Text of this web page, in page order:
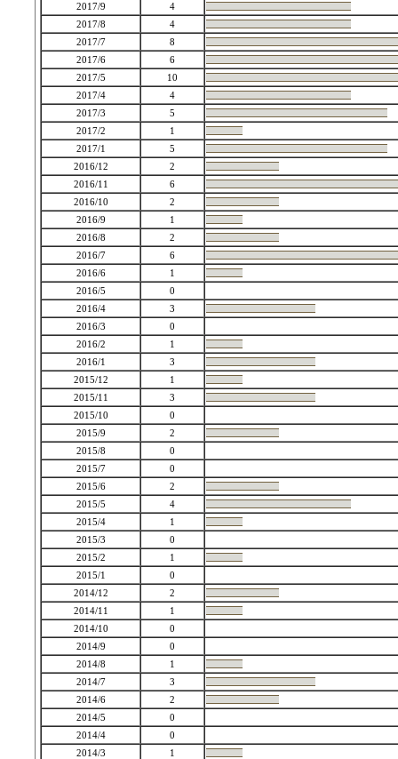
2017/9
4
2017/8
4
2017/7
8
2017/6
6
2017/5
10
2017/4
4
2017/3
5
2017/2
1
2017/1
5
2016/12
2
2016/11
6
2016/10
2
2016/9
1
2016/8
2
2016/7
6
2016/6
1
2016/5
0
2016/4
3
2016/3
0
2016/2
1
2016/1
3
2015/12
1
2015/11
3
2015/10
0
2015/9
2
2015/8
0
2015/7
0
2015/6
2
2015/5
4
2015/4
1
2015/3
0
2015/2
1
2015/1
0
2014/12
2
2014/11
1
2014/10
0
2014/9
0
2014/8
1
2014/7
3
2014/6
2
2014/5
0
2014/4
0
2014/3
1